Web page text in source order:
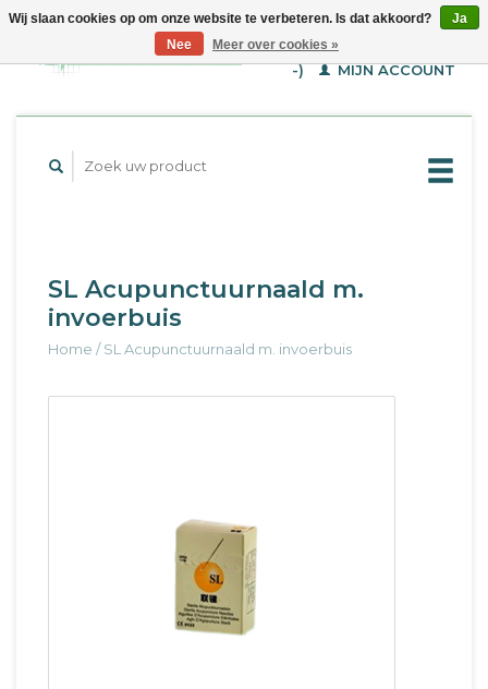
WINKELWAGEN (€--,-
-)
MIJN ACCOUNT
SL Acupunctuurnaald m.
invoerbuis
Home /SL Acupunctuurnaald m. invoerbuis
Wij slaan cookies op om onze website te verbeteren. Is dat akkoord?
Ja
Nee
Meer over cookies »